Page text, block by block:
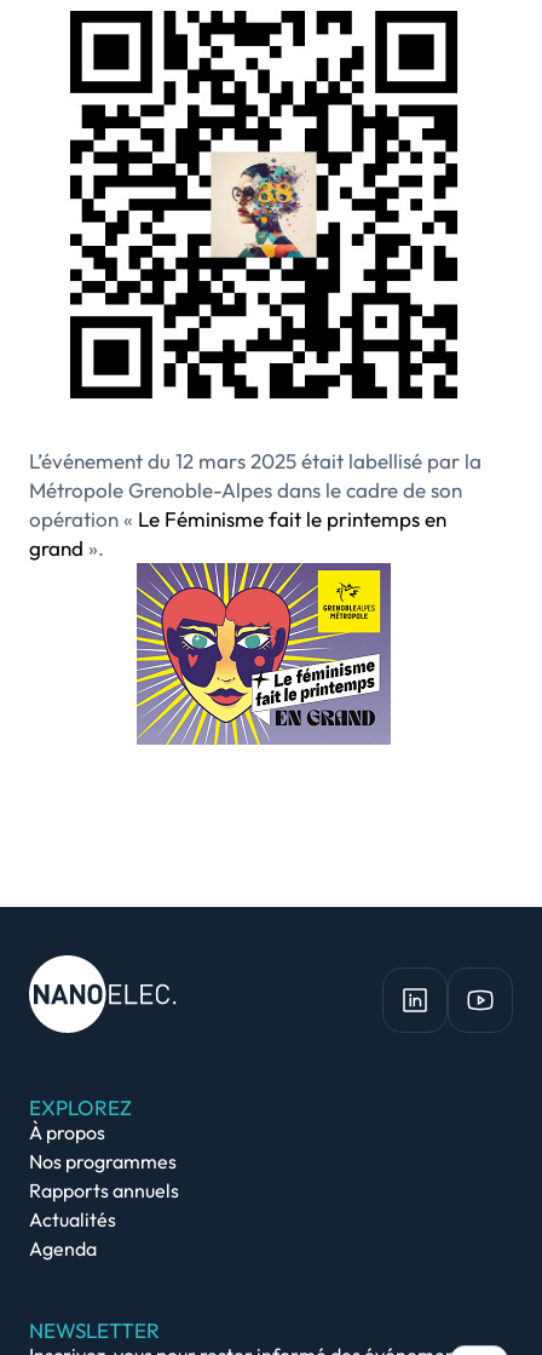
L’événement du 12 mars 2025 était labellisé par la
Métropole Grenoble-Alpes dans le cadre de son
opération « Le Féminisme fait le printemps en
grand ».
EXPLOREZ
À propos
Nos programmes
Rapports annuels
Actualités
Agenda
NEWSLETTER